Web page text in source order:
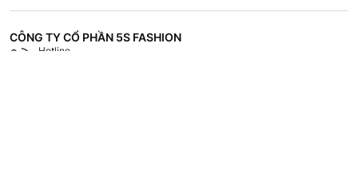
CÔNG TY CỔ PHẦN 5S FASHION
Hotline